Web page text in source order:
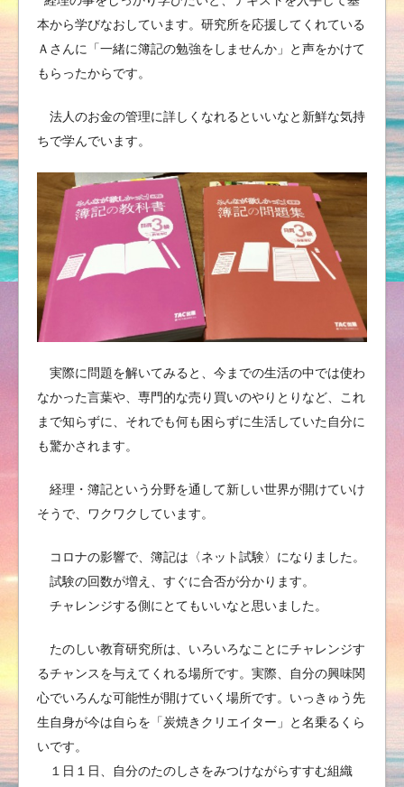
本から学びなおしています。研究所を応援してくれている
Ａさんに「一緒に簿記の勉強をしませんか」と声をかけて
もらったからです。
法人のお金の管理に詳しくなれるといいなと新鮮な気持
ちで学んでいます。
実際に問題を解いてみると、今までの生活の中では使わ
なかった言葉や、専門的な売り買いのやりとりなど、これ
まで知らずに、それでも何も困らずに生活していた自分に
も驚かされます。
経理・簿記という分野を通して新しい世界が開けていけ
そうで、ワクワクしています。
コロナの影響で、簿記は〈ネット試験〉になりました。
試験の回数が増え、すぐに合否が分かります。
チャレンジする側にとてもいいなと思いました。
たのしい教育研究所は、いろいろなことにチャレンジす
るチャンスを与えてくれる場所です。実際、自分の興味関
心でいろんな可能性が開けていく場所です。いっきゅう先
生自身が今は自らを「炭焼きクリエイター」と名乗るくら
いです。
１日１日、自分のたのしさをみつけながらすすむ組織